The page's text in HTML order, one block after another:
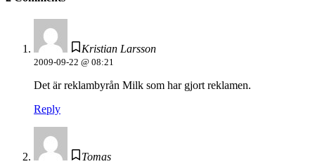
Kristian Larsson
2009-09-22 @ 08:21
Det är reklambyrån Milk som har gjort reklamen.
Reply
Tomas